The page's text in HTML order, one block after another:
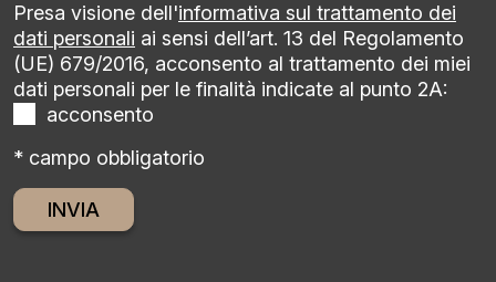
Presa visione dell'informativa sul trattamento dei
dati personali ai sensi dell’art. 13 del Regolamento
(UE) 679/2016, acconsento al trattamento dei miei
dati personali per le finalità indicate al punto 2A:
acconsento
* campo obbligatorio